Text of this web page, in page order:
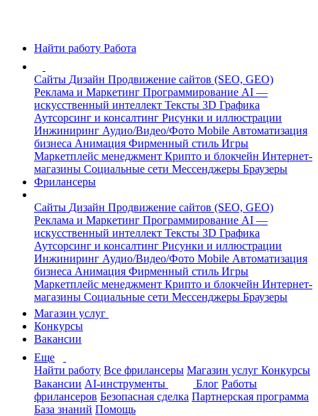
Найти работу Работа
Сайты Дизайн Продвижение сайтов (SEO, GEO)
Реклама и Маркетинг Программирование AI —
искусственный интеллект Тексты 3D Графика
Аутсорсинг и консалтинг Рисунки и иллюстрации
Инжиниринг Аудио/Видео/Фото Mobile Автоматизация
бизнеса Анимация Фирменный стиль Игры
Маркетплейс менеджмент Крипто и блокчейн Интернет-
магазины Социальные сети Мессенджеры Браузеры
Фрилансеры
Сайты Дизайн Продвижение сайтов (SEO, GEO)
Реклама и Маркетинг Программирование AI —
искусственный интеллект Тексты 3D Графика
Аутсорсинг и консалтинг Рисунки и иллюстрации
Инжиниринг Аудио/Видео/Фото Mobile Автоматизация
бизнеса Анимация Фирменный стиль Игры
Маркетплейс менеджмент Крипто и блокчейн Интернет-
магазины Социальные сети Мессенджеры Браузеры
Магазин услуг
Конкурсы
Вакансии
Еще
Найти работу Все фрилансеры Магазин услуг Конкурсы
Вакансии AI-инструменты Блог Работы
фрилансеров Безопасная сделка Партнерская программа
База знаний Помощь